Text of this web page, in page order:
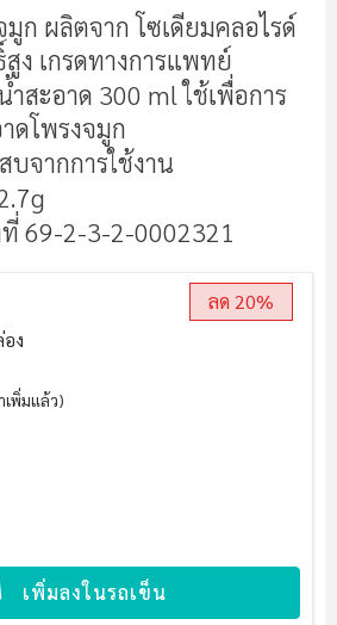
มูก ผลิตจาก โซเดียมคลอไรด์
ง เกรดทางการแพทย์
ำสะอาด 300 ml ใช้เพื่อการ
ดโพรงจมูก
บจากการใช้งาน
69-2-3-2-0002321
ง
ลด 20%
เพิ่มแล้ว)
เพิ่มลงในรถเข็น